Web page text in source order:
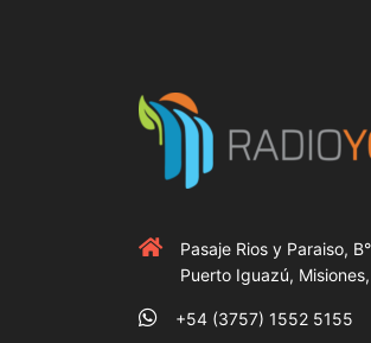
Pasaje Rios y Paraiso,
Puerto Iguazú,
+54 (3757) 1552 5155